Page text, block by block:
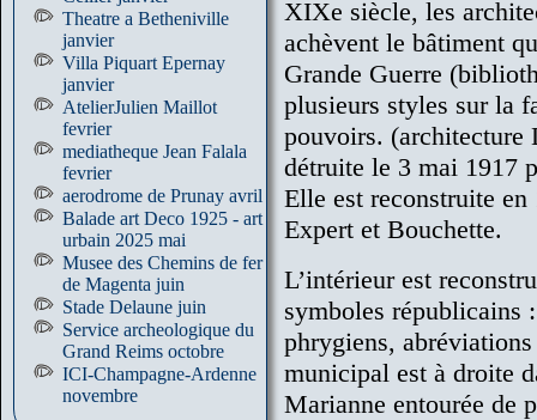
Theatre a Betheniville
janvier
Villa Piquart Epernay
janvier
AtelierJulien Maillot
fevrier
mediatheque Jean Falala
fevrier
aerodrome de Prunay avril
Balade art Deco 1925 - art
urbain 2025 mai
Musee des Chemins de fer
de Magenta juin
Stade Delaune juin
Service archeologique du
Grand Reims octobre
ICI-Champagne-Ardenne
novembre
XIXe siècle, les
achèvent le bâtiment
Grande Guerre
plusieurs styles sur la
pouvoirs.
détruite le 3 mai 1917
Elle est reconstruite en
Expert et Bouchette.
L’intérieur est
symboles républicains
phrygiens,
municipal est à droite
Marianne entourée de